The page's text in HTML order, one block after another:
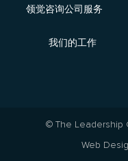
领觉咨询公司服务
我们的工作
© The Leadership
Web